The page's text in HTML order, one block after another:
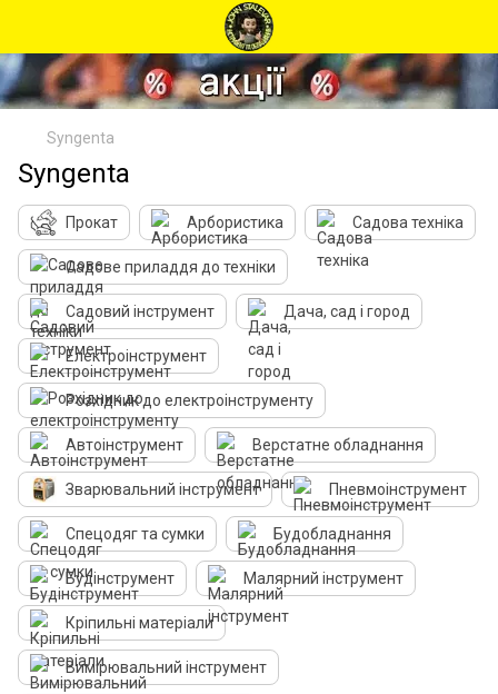
Syngenta
Syngenta
Прокат Арбористика Садова техніка
Садове приладдя до техніки
Садовий інструмент Дача, сад і город
Електроінструмент
Розхідник до електроінструменту
Автоінструмент Верстатне обладнання
Зварювальний інструмент Пневмоінструмент
Спецодяг та сумки Будобладнання
Будінструмент Малярний інструмент
Кріпильні матеріали
Вимірювальний інструмент